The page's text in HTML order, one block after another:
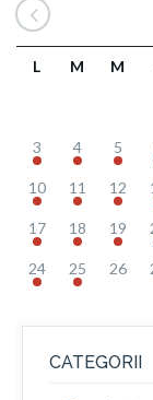
L M M
3 4 5
10 11 12
17 18 19
24 25 26
CATEGORII